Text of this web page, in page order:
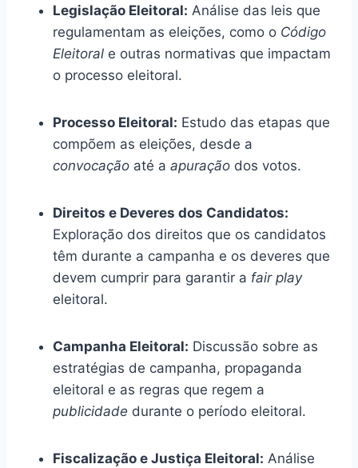
Legislação Eleitoral: Análise das leis que
regulamentam as eleições, como o Código
Eleitoral e outras normativas que impactam
o processo eleitoral.
Processo Eleitoral: Estudo das etapas que
compõem as eleições, desde a
convocação até a apuração dos votos.
Direitos e Deveres dos Candidatos:
Exploração dos direitos que os candidatos
têm durante a campanha e os deveres que
devem cumprir para garantir a fair play
eleitoral.
Campanha Eleitoral: Discussão sobre as
estratégias de campanha, propaganda
eleitoral e as regras que regem a
publicidade durante o período eleitoral.
Fiscalização e Justiça Eleitoral: Análise